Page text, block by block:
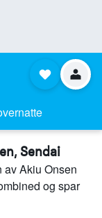
Sendai
Akiu Onsen
og spar